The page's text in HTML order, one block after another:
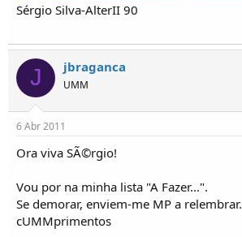
Sérgio Silva-AlterII 90
J jbraganca
UMM
6 Abr 2011
Ora viva SÃ©rgio!
Vou por na minha lista "A Fazer...".
Se demorar, enviem-me MP a relembrar.
cUMMprimentos